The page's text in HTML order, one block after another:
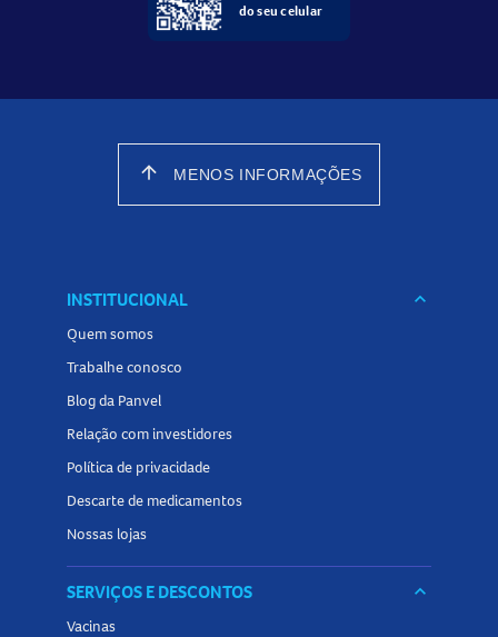
do seu celular
arrow_upward MENOS INFORMAÇÕES
INSTITUCIONAL keyboard_arrow_down
Quem somos
Trabalhe conosco
Blog da Panvel
Relação com investidores
Política de privacidade
Descarte de medicamentos
Nossas lojas
SERVIÇOS E DESCONTOS keyboard_arrow_down
Vacinas